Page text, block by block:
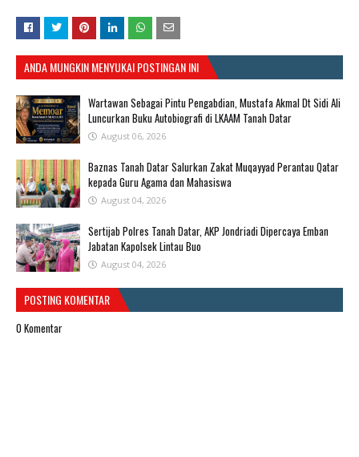
ANDA MUNGKIN MENYUKAI POSTINGAN INI
Wartawan Sebagai Pintu Pengabdian, Mustafa Akmal Dt Sidi Ali
Luncurkan Buku Autobiografi di LKAAM Tanah Datar
August 06, 2026
Baznas Tanah Datar Salurkan Zakat Muqayyad Perantau Qatar
kepada Guru Agama dan Mahasiswa
August 04, 2026
Sertijab Polres Tanah Datar, AKP Jondriadi Dipercaya Emban
Jabatan Kapolsek Lintau Buo
August 04, 2026
POSTING KOMENTAR
0 Komentar